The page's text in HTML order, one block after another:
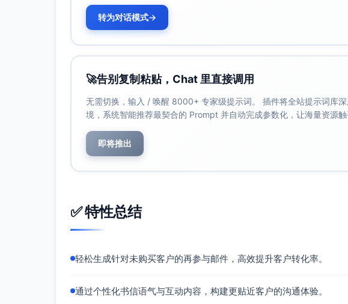
转为对话模式→
🚀告别复制粘贴，Chat 里直接调用
无需切换，输入 / 唤醒 8000+ 专家级提示词。 插件将全站提示词库
境，系统智能推荐最契合的 Prompt 并自动完成参数化，让海量资源
即将推出
✅ 特性总结
轻松生成针对未购买客户的再参与邮件，高效提升客户转化率。
通过个性化书信语气与互动内容，构建更贴近客户的沟通体验。